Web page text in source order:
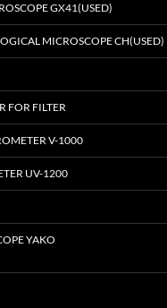
GX41(USED)
MICROSCOPE CH(USED)
FOR FILTER
V-1000
UV-1200
YAKO